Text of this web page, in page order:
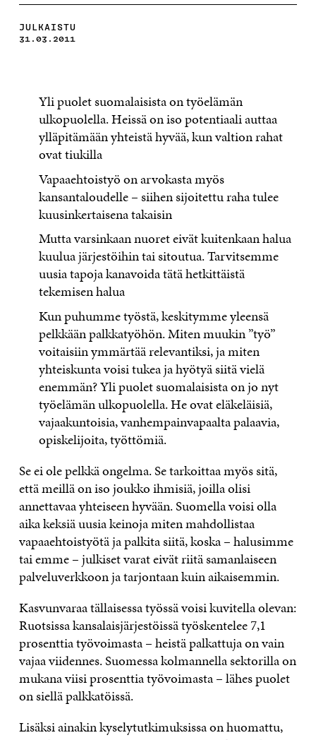
JULKAISTU
31.03.2011
Yli puolet suomalaisista on työelämän
ulkopuolella. Heissä on iso potentiaali auttaa
ylläpitämään yhteistä hyvää, kun valtion rahat
ovat tiukilla
Vapaaehtoistyö on arvokasta myös
kansantaloudelle – siihen sijoitettu raha tulee
kuusinkertaisena takaisin
Mutta varsinkaan nuoret eivät kuitenkaan halua
kuulua järjestöihin tai sitoutua. Tarvitsemme
uusia tapoja kanavoida tätä hetkittäistä
tekemisen halua
Kun puhumme työstä, keskitymme yleensä
pelkkään palkkatyöhön. Miten muukin ”työ”
voitaisiin ymmärtää relevantiksi, ja miten
yhteiskunta voisi tukea ja hyötyä siitä vielä
enemmän? Yli puolet suomalaisista on jo nyt
työelämän ulkopuolella. He ovat eläkeläisiä,
vajaakuntoisia, vanhempainvapaalta palaavia,
opiskelijoita, työttömiä.
Se ei ole pelkkä ongelma. Se tarkoittaa myös sitä,
että meillä on iso joukko ihmisiä, joilla olisi
annettavaa yhteiseen hyvään. Suomella voisi olla
aika keksiä uusia keinoja miten mahdollistaa
vapaaehtoistyötä ja palkita siitä, koska – halusimme
tai emme – julkiset varat eivät riitä samanlaiseen
palveluverkkoon ja tarjontaan kuin aikaisemmin.
Kasvunvaraa tällaisessa työssä voisi kuvitella olevan:
Ruotsissa kansalaisjärjestöissä työskentelee 7,1
prosenttia työvoimasta – heistä palkattuja on vain
vajaa viidennes. Suomessa kolmannella sektorilla on
mukana viisi prosenttia työvoimasta – lähes puolet
on siellä palkkatöissä.
Lisäksi ainakin kyselytutkimuksissa on huomattu,